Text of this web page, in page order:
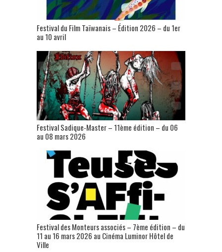
Festival du Film Taïwanais – Édition 2026 – du 1er
au 10 avril
Festival Sadique-Master – 11ème édition – du 06
au 08 mars 2026
Festival des Monteurs associés – 7ème édition – du
11 au 16 mars 2026 au Cinéma Luminor Hôtel de
Ville